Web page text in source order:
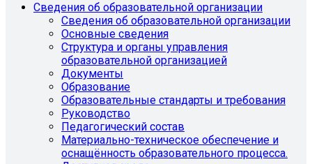
Сведения об образовательной организации
Сведения об образовательной организации
Основные сведения
Структура и органы управления
образовательной организацией
Документы
Образование
Образовательные стандарты и требования
Руководство
Педагогический состав
Материально-техническое обеспечение и
оснащённость образовательного процесса.